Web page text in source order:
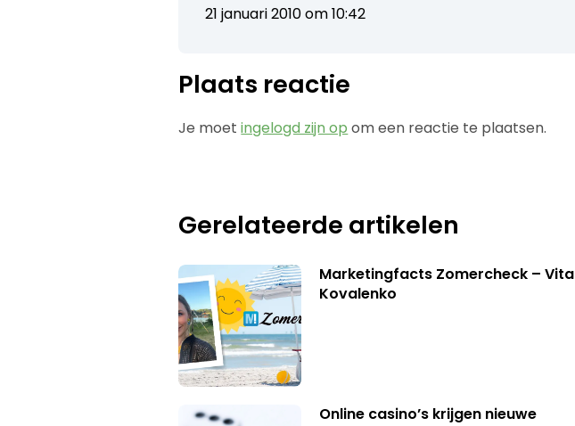
21 januari 2010 om 10:42
Plaats reactie
Je moetingelogd zijn op om een reactie te plaatsen.
Gerelateerde artikelen
Marketingfacts Zomercheck – Vita
Kovalenko
Online casino’s krijgen nieuwe